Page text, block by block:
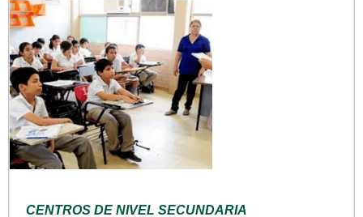
CENTROS DE NIVEL SECUNDARIA